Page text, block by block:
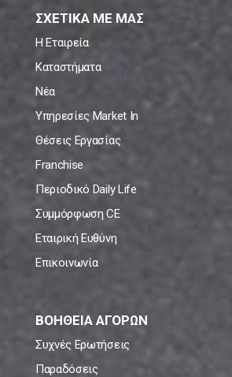
ΣΧΕΤΙΚΑ ΜΕ ΜΑΣ
Η Εταιρεία
Καταστήματα
Νέα
Υπηρεσίες Market In
Θέσεις Εργασίας
Franchise
Περιοδικό Daily Life
Συμμόρφωση CE
Εταιρική Ευθύνη
Επικοινωνία
ΒΟΗΘΕΙΑ ΑΓΟΡΩΝ
Συχνές Ερωτήσεις
Παραδόσεις